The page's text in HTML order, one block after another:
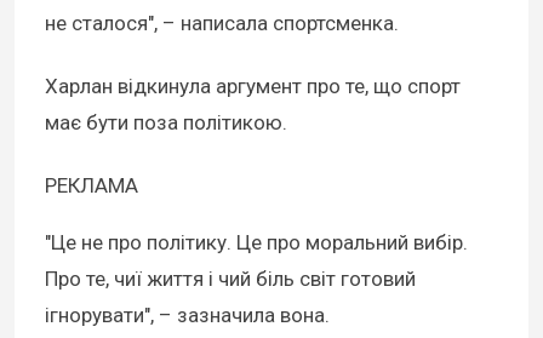
не сталося", – написала спортсменка.
Харлан відкинула аргумент про те, що спорт
має бути поза політикою.
РЕКЛАМА
"Це не про політику. Це про моральний вибір.
Про те, чиї життя і чий біль світ готовий
ігнорувати", – зазначила вона.